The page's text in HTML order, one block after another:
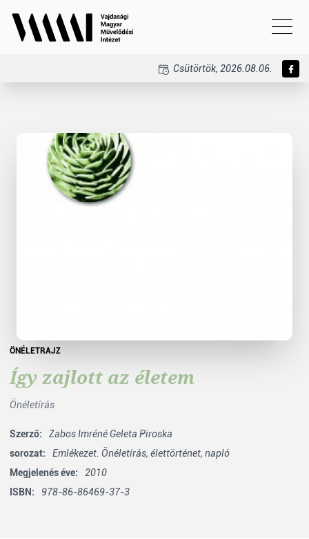
Csütörtök, 2026.08.06.
ÖNÉLETRAJZ
Így zajlott az életem
Önéletírás
Szerző:
Zabos Imréné Geleta Piroska
sorozat:
Emlékezet. Önéletírás, élettörténet, napló
Megjelenés éve:
2010
ISBN:
978-86-86469-37-3